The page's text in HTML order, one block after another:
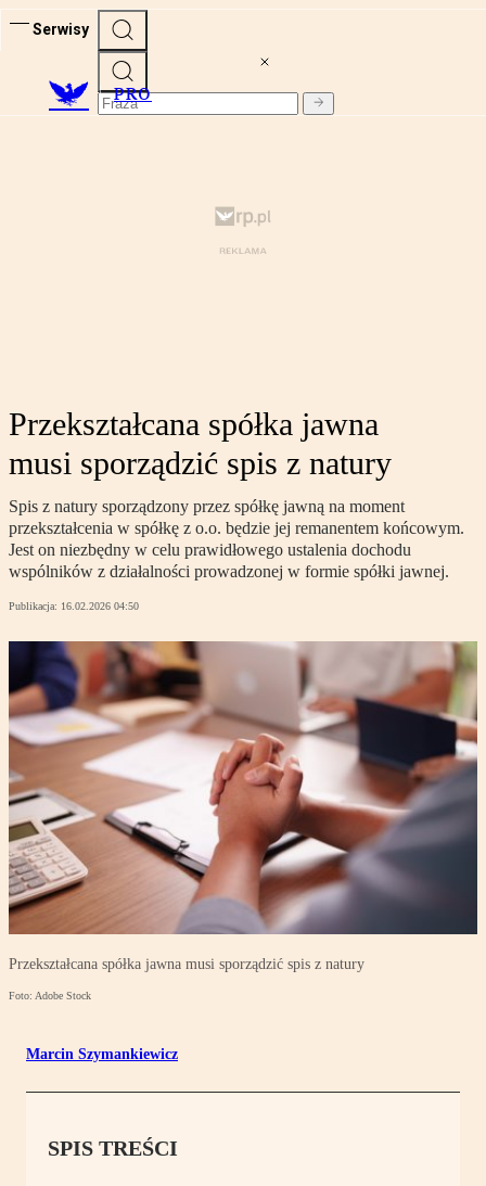
Serwisy
PRO
Przekształcana spółka jawna
musi sporządzić spis z natury
Spis z natury sporządzony przez spółkę jawną na moment
przekształcenia w spółkę z o.o. będzie jej remanentem końcowym.
Jest on niezbędny w celu prawidłowego ustalenia dochodu
wspólników z działalności prowadzonej w formie spółki jawnej.
Publikacja: 16.02.2026 04:50
Przekształcana spółka jawna musi sporządzić spis z natury
Foto: Adobe Stock
Marcin Szymankiewicz
SPIS TREŚCI